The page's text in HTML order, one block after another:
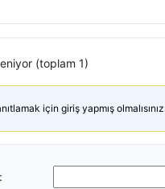
(toplam 1)
için giriş yapmış